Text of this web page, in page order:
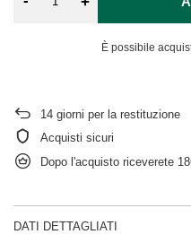
È possibile
14 giorni per la restituzione
Acquisti sicuri
Dopo l'acquisto riceverete
DATI DETTAGLIATI